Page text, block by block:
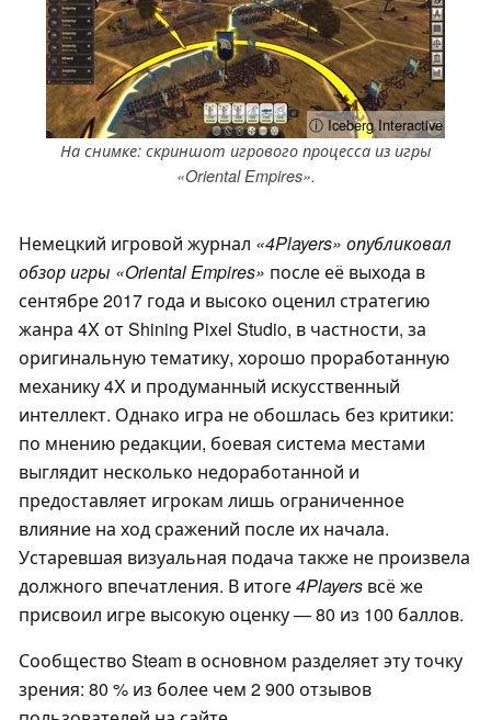
ⓘ Iceberg Interactive
На снимке: скриншот игрового процесса из игры
«Oriental Empires».
Немецкий игровой журнал «4Players» опубликовал
обзор игры «Oriental Empires» после её выхода в
сентябре 2017 года и высоко оценил стратегию
жанра 4X от Shining Pixel Studio, в частности, за
оригинальную тематику, хорошо проработанную
механику 4X и продуманный искусственный
интеллект. Однако игра не обошлась без критики:
по мнению редакции, боевая система местами
выглядит несколько недоработанной и
предоставляет игрокам лишь ограниченное
влияние на ход сражений после их начала.
Устаревшая визуальная подача также не произвела
должного впечатления. В итоге4Players всё же
присвоил игре высокую оценку — 80 из 100 баллов.
Сообщество Steam в основном разделяет эту точку
зрения: 80 % из более чем 2 900 отзывов